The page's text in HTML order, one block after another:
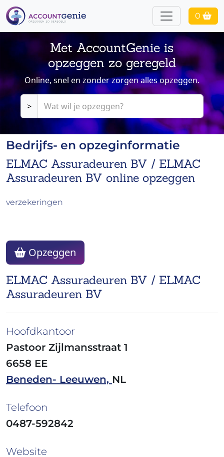
0
Met AccountGenie is
opzeggen zo geregeld
Online, snel en zonder zorgen alles opzeggen.
>
Bedrijfs- en opzeginformatie
ELMAC Assuradeuren BV / ELMAC
Assuradeuren BV online opzeggen
verzekeringen
ELMAC Assuradeuren BV / ELMAC
Assuradeuren BV
Opzeggen
Hoofdkantoor
Pastoor Zijlmansstraat 1
6658 EE
Beneden- Leeuwen, NL
Telefoon
0487-592842
Website